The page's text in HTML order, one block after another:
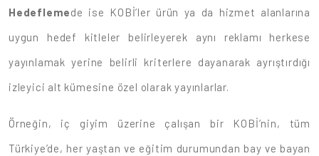
Hedeflemede ise KOBİ’ler ürün ya da hizmet alanlarına
uygun hedef kitleler belirleyerek aynı reklamı herkese
yayınlamak yerine belirli kriterlere dayanarak ayrıştırdığı
izleyici alt kümesine özel olarak yayınlarlar.
Örneğin, iç giyim üzerine çalışan bir KOBİ’nin, tüm
Türkiye’de, her yaştan ve eğitim durumundan bay ve bayan